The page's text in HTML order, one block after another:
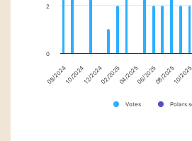
Votes Polars
08/202410/202412/202402/202504/202506/202508/202510/2025
0
2